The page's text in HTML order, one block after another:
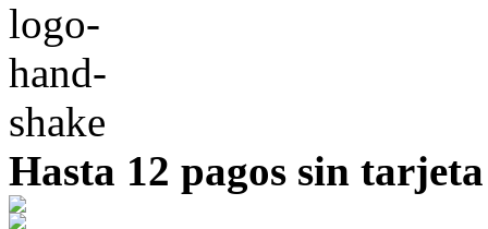
Hasta 12 pagos sin tarjeta